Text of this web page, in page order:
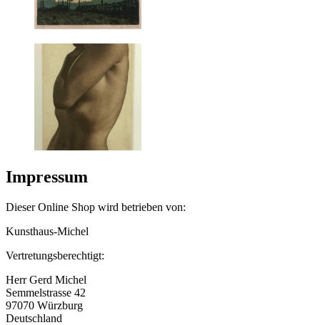
Impressum
Dieser Online Shop wird betrieben von:
Kunsthaus-Michel
Vertretungsberechtigt:
Herr Gerd Michel
Semmelstrasse 42
97070 Würzburg
Deutschland